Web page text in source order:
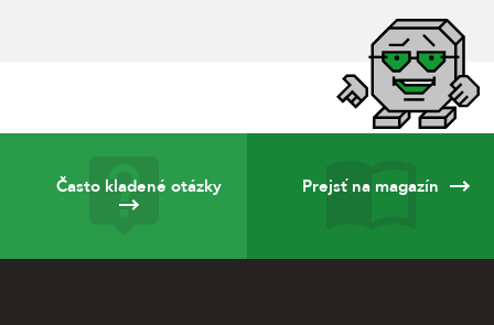
Často kladené otázky Prejsť na magazín